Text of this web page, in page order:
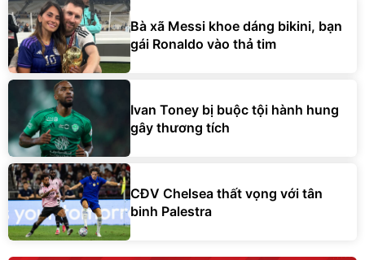
Bà xã Messi khoe dáng bikini, bạn
gái Ronaldo vào thả tim
Ivan Toney bị buộc tội hành hung
gây thương tích
CĐV Chelsea thất vọng với tân
binh Palestra